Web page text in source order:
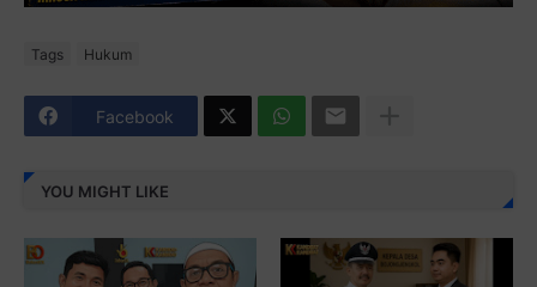
Tags Hukum
Facebook
YOU MIGHT LIKE